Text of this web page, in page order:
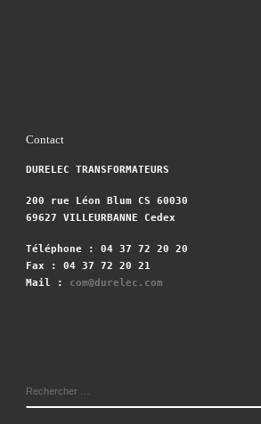
Contact
DURELEC TRANSFORMATEURS
200 rue Léon Blum CS 60030
69627 VILLEURBANNE Cedex
Téléphone : 04 37 72 20 20
Fax : 04 37 72 20 21
Mail :
com@durelec.com
RECHERCHER